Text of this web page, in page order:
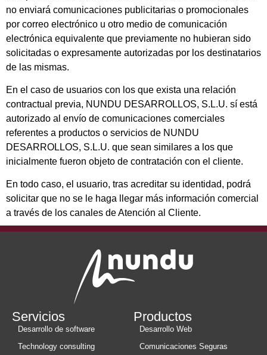
no enviará comunicaciones publicitarias o promocionales
por correo electrónico u otro medio de comunicación
electrónica equivalente que previamente no hubieran sido
solicitadas o expresamente autorizadas por los destinatarios
de las mismas.
En el caso de usuarios con los que exista una relación
contractual previa, NUNDU DESARROLLOS, S.L.U. sí está
autorizado al envío de comunicaciones comerciales
referentes a productos o servicios de NUNDU
DESARROLLOS, S.L.U. que sean similares a los que
inicialmente fueron objeto de contratación con el cliente.
En todo caso, el usuario, tras acreditar su identidad, podrá
solicitar que no se le haga llegar más información comercial
a través de los canales de Atención al Cliente.
Servicios
Desarrollo de software
Technology consulting
Productos
Desarrollo Web
Comunicaciones Seguras